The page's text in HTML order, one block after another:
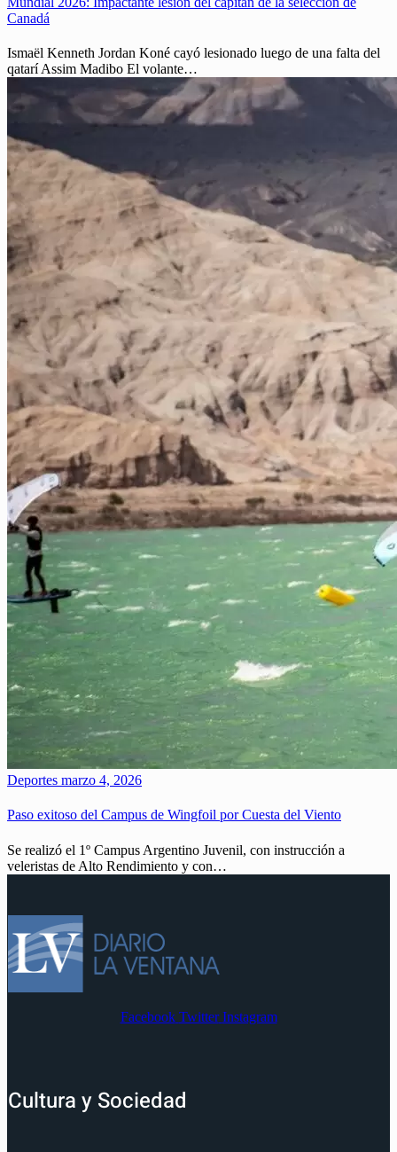
Canadá
Ismaël Kenneth Jordan Koné cayó lesionado luego de una falta del
qatarí Assim Madibo El volante…
Deportes marzo 4, 2026
Paso exitoso del Campus de Wingfoil por Cuesta del Viento
Se realizó el 1º Campus Argentino Juvenil, con instrucción a
veleristas de Alto Rendimiento y con…
Facebook Twitter Instagram
Cultura y Sociedad